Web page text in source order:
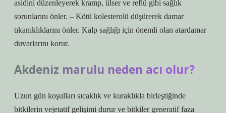
asidini düzenleyerek kramp, ülser ve reflü gibi sağlık
sorunlarını önler. – Kötü kolesterolü düşürerek damar
tıkanıklıklarını önler. Kalp sağlığı için önemli olan atardamar
duvarlarını korur.
Akdeniz marulu neden acı olur?
Uzun gün koşulları sıcaklık ve kuraklıkla birleştiğinde
bitkilerin vejetatif gelişimi durur ve bitkiler generatif faza